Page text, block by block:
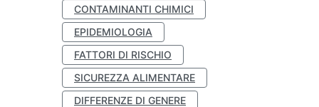
CONTAMINANTI CHIMICI
EPIDEMIOLOGIA
FATTORI DI RISCHIO
SICUREZZA ALIMENTARE
DIFFERENZE DI GENERE